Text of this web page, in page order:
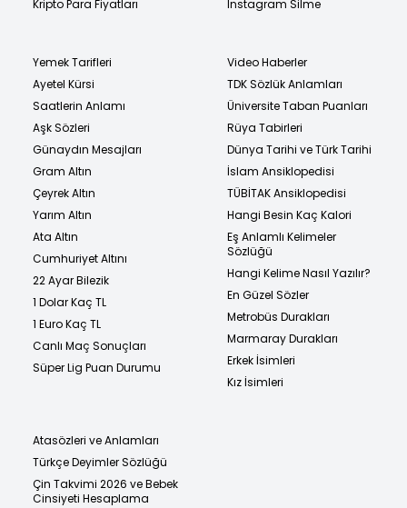
Kripto Para Fiyatları Instagram Silme
Yemek Tarifleri
Ayetel Kürsi
Saatlerin Anlamı
Aşk Sözleri
Günaydın Mesajları
Gram Altın
Çeyrek Altın
Yarım Altın
Ata Altın
Cumhuriyet Altını
22 Ayar Bilezik
1 Dolar Kaç TL
1 Euro Kaç TL
Canlı Maç Sonuçları
Süper Lig Puan Durumu
Video Haberler
TDK Sözlük Anlamları
Üniversite Taban Puanları
Rüya Tabirleri
Dünya Tarihi ve Türk Tarihi
İslam Ansiklopedisi
TÜBİTAK Ansiklopedisi
Hangi Besin Kaç Kalori
Eş Anlamlı Kelimeler
Sözlüğü
Hangi Kelime Nasıl Yazılır?
En Güzel Sözler
Metrobüs Durakları
Marmaray Durakları
Erkek İsimleri
Kız İsimleri
Atasözleri ve Anlamları
Türkçe Deyimler Sözlüğü
Çin Takvimi 2026 ve Bebek
Cinsiyeti Hesaplama